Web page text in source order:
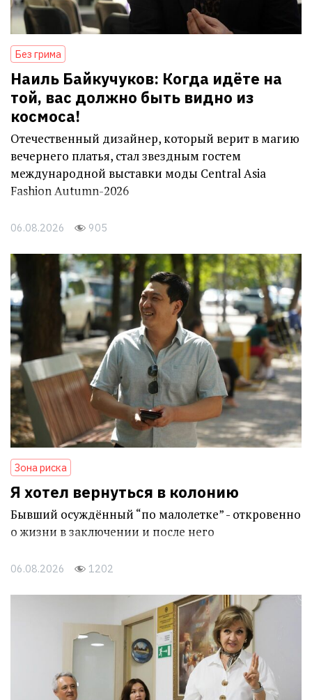
Без грима
Наиль Байкучуков: Когда идёте на
той, вас должно быть видно из
космоса!
Отечественный дизайнер, который верит в магию
вечернего платья, стал звездным гостем
международной выставки моды Central Asia
Fashion Autumn-2026
06.08.2026 905
Зона риска
Я хотел вернуться в колонию
Бывший осуждённый “по малолетке” - откровенно
о жизни в заключении и после него
06.08.2026 1202